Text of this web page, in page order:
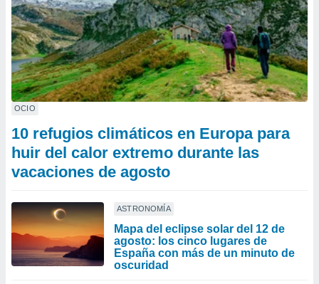
OCIO
10 refugios climáticos en Europa para
huir del calor extremo durante las
vacaciones de agosto
ASTRONOMÍA
Mapa del eclipse solar del 12 de
agosto: los cinco lugares de
España con más de un minuto de
oscuridad